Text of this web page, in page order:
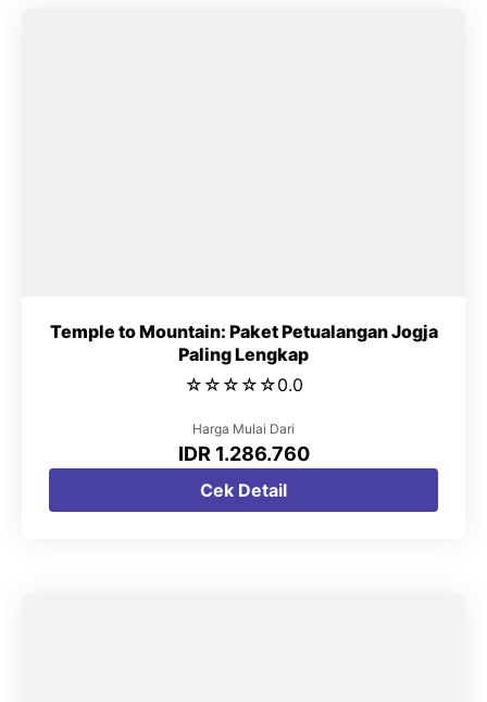
Temple to Mountain: Paket Petualangan Jogja
Paling Lengkap
☆ ☆ ☆ ☆ ☆0.0
Harga Mulai Dari
IDR 1.286.760
Cek Detail